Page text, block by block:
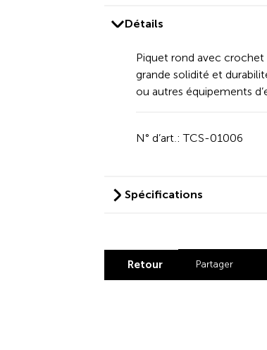
Détails
Piquet rond avec crochet
grande solidité et
ou autres équipements
N° d’art.: TCS-01006
Spécifications
Retour Partager